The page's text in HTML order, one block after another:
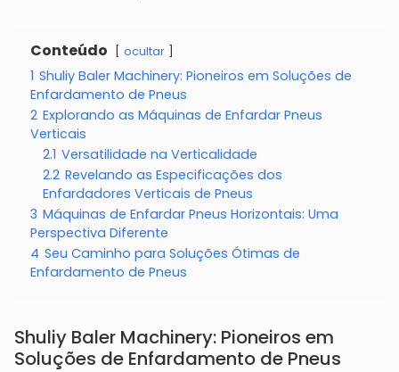
Conteúdo ocultar
1 Shuliy Baler Machinery: Pioneiros em Soluções de
Enfardamento de Pneus
2 Explorando as Máquinas de Enfardar Pneus
Verticais
2.1 Versatilidade na Verticalidade
2.2 Revelando as Especificações dos
Enfardadores Verticais de Pneus
3 Máquinas de Enfardar Pneus Horizontais: Uma
Perspectiva Diferente
4 Seu Caminho para Soluções Ótimas de
Enfardamento de Pneus
Shuliy Baler Machinery: Pioneiros em
Soluções de Enfardamento de Pneus